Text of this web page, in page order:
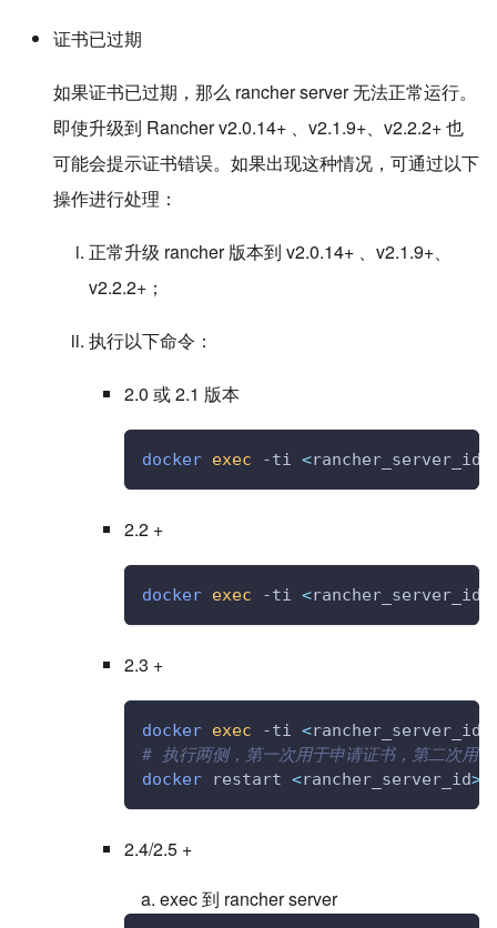
证书已过期
如果证书已过期，那么 rancher server 无法正常运行。
即使升级到 Rancher v2.0.14+ 、v2.1.9+、v2.2.2+ 也
可能会提示证书错误。如果出现这种情况，可通过以下
操作进行处理：
正常升级 rancher 版本到 v2.0.14+ 、v2.1.9+、
v2.2.2+；
执行以下命令：
2.0 或 2.1 版本
docker exec -ti <rancher_server_id
2.2 +
docker exec -ti <rancher_server_id
2.3 +
docker exec -ti <rancher_server_id
# 执行两侧，第一次用于申请证书，第二次用
docker restart <rancher_server_id>
2.4/2.5 +
exec 到 rancher server